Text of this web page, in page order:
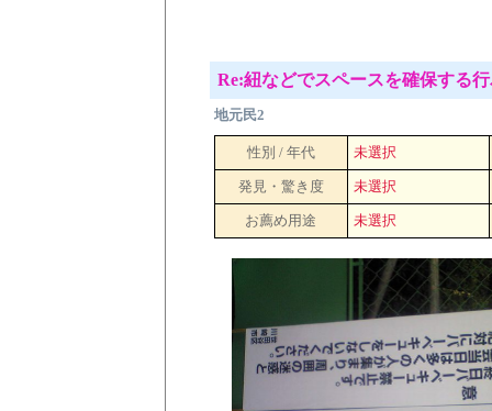
Re:紐などでスペースを確保する
地元民2
性別 / 年代 未選択
発見・驚き度 未選択
お薦め用途 未選択